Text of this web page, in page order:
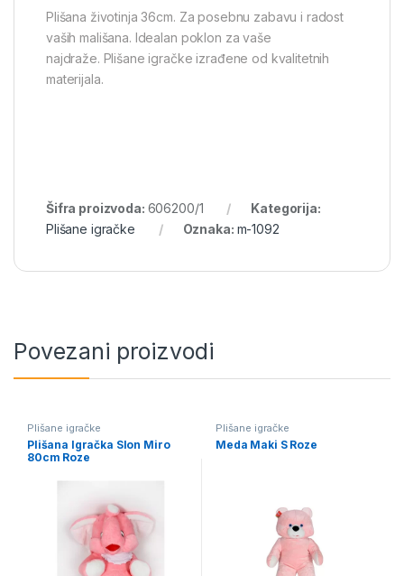
Plišana životinja 36cm. Za posebnu zabavu i radost
vaših mališana. Idealan poklon za vaše
najdraže. Plišane igračke izrađene od kvalitetnih
materijala.
Šifra proizvoda: 606200/1
Kategorija:
Plišane igračke
Oznaka: m-1092
Povezani proizvodi
Plišane igračke
Plišana Igračka Slon Miro
80cm Roze
Plišane igračke
Meda Maki S Roze